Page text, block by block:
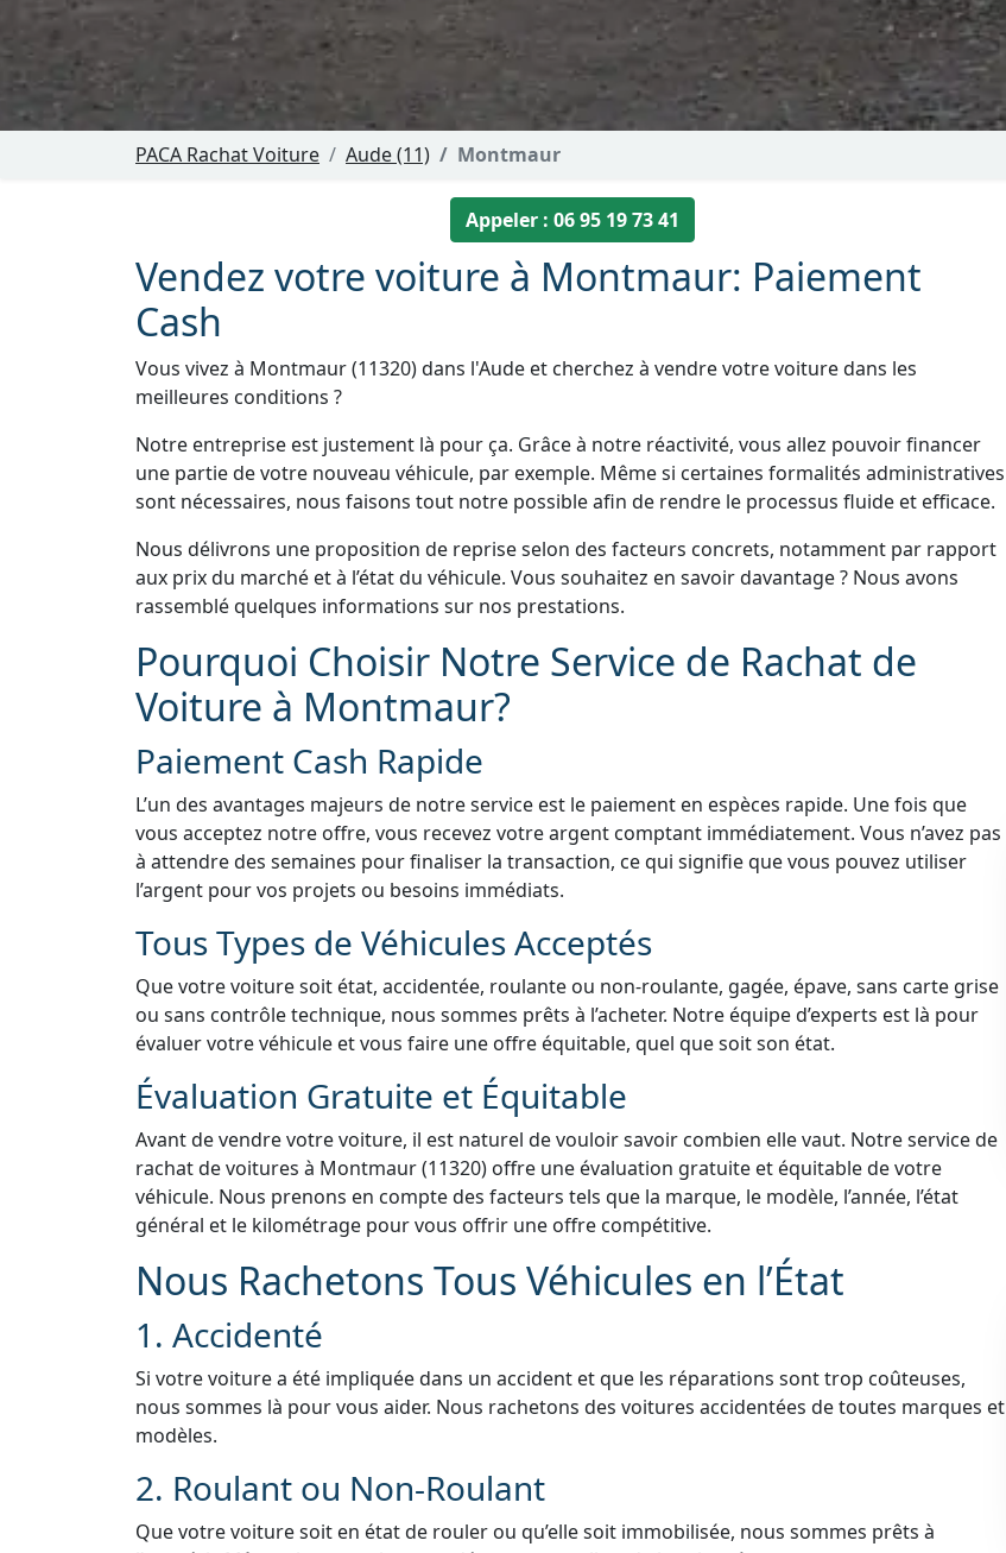
PACA Rachat Voiture Aude (11) Montmaur
Appeler : 06 95 19 73 41
Vendez votre voiture à Montmaur: Paiement
Cash
Vous vivez à Montmaur (11320) dans l'Aude et cherchez à vendre votre voiture dans les
meilleures conditions ?
Notre entreprise est justement là pour ça. Grâce à notre réactivité, vous allez pouvoir financer
une partie de votre nouveau véhicule, par exemple. Même si certaines formalités administratives
sont nécessaires, nous faisons tout notre possible afin de rendre le processus fluide et efficace.
Nous délivrons une proposition de reprise selon des facteurs concrets, notamment par rapport
aux prix du marché et à l’état du véhicule. Vous souhaitez en savoir davantage ? Nous avons
rassemblé quelques informations sur nos prestations.
Pourquoi Choisir Notre Service de Rachat de
Voiture à Montmaur?
Paiement Cash Rapide
L’un des avantages majeurs de notre service est le paiement en espèces rapide. Une fois que
vous acceptez notre offre, vous recevez votre argent comptant immédiatement. Vous n’avez pas
à attendre des semaines pour finaliser la transaction, ce qui signifie que vous pouvez utiliser
l’argent pour vos projets ou besoins immédiats.
Tous Types de Véhicules Acceptés
Que votre voiture soit état, accidentée, roulante ou non-roulante, gagée, épave, sans carte grise
ou sans contrôle technique, nous sommes prêts à l’acheter. Notre équipe d’experts est là pour
évaluer votre véhicule et vous faire une offre équitable, quel que soit son état.
Évaluation Gratuite et Équitable
Avant de vendre votre voiture, il est naturel de vouloir savoir combien elle vaut. Notre service de
rachat de voitures à Montmaur (11320) offre une évaluation gratuite et équitable de votre
véhicule. Nous prenons en compte des facteurs tels que la marque, le modèle, l’année, l’état
général et le kilométrage pour vous offrir une offre compétitive.
Nous Rachetons Tous Véhicules en l’État
1. Accidenté
Si votre voiture a été impliquée dans un accident et que les réparations sont trop coûteuses,
nous sommes là pour vous aider. Nous rachetons des voitures accidentées de toutes marques et
modèles.
2. Roulant ou Non-Roulant
Que votre voiture soit en état de rouler ou qu’elle soit immobilisée, nous sommes prêts à